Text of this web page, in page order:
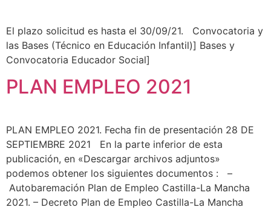
El plazo solicitud es hasta el 30/09/21. Convocatoria y
las Bases (Técnico en Educación Infantil)] Bases y
Convocatoria Educador Social]
PLAN EMPLEO 2021
PLAN EMPLEO 2021. Fecha fin de presentación 28 DE
SEPTIEMBRE 2021 En la parte inferior de esta
publicación, en «Descargar archivos adjuntos»
podemos obtener los siguientes documentos : –
Autobaremación Plan de Empleo Castilla-La Mancha
2021. – Decreto Plan de Empleo Castilla-La Mancha